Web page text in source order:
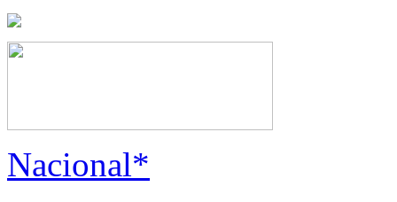
Nacional*